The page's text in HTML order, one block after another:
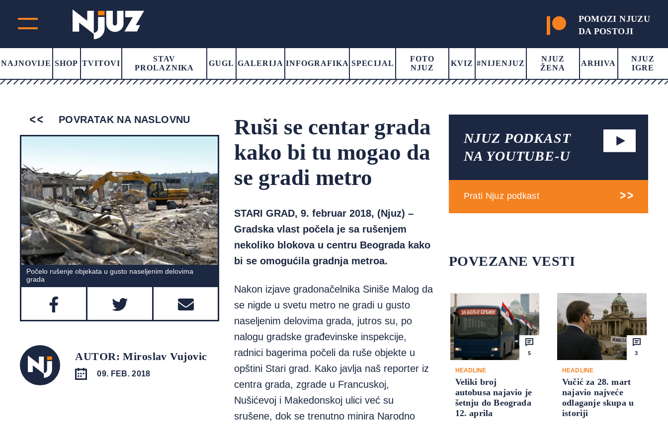
POMOZI NJUZU
DA POSTOJI
NAJNOVIJE SHOP TVITOVI
STAV
PROLAZNIKA
GUGL GALERIJA INFOGRAFIKA SPECIJAL
FOTO
NJUZ
KVIZ #NIJENJUZ
NJUZ
ŽENA
ARHIVA
NJUZ
IGRE
POVRATAK NA NASLOVNU
Počelo rušenje objekata u gusto naseljenim delovima
grada
AUTOR: Miroslav Vujovic
09. FEB. 2018
Ruši se centar grada
kako bi tu mogao da
se gradi metro
STARI GRAD, 9. februar 2018, (Njuz) –
Gradska vlast počela je sa rušenjem
nekoliko blokova u centru Beograda kako
bi se omogućila gradnja metroa.
Nakon izjave gradonačelnika Siniše Malog da
se nigde u svetu metro ne gradi u gusto
naseljenim delovima grada, jutros su, po
nalogu gradske građevinske inspekcije,
radnici bagerima počeli da ruše objekte u
opštini Stari grad. Kako javlja naš reporter iz
centra grada, zgrade u Francuskoj,
Nušićevoj i Makedonskoj ulici već su
srušene, dok se trenutno minira Narodno
NJUZ PODKAST
NA YOUTUBE-U
Prati Njuz podkast
POVEZANE VESTI
5
HEADLINE
Veliki broj
autobusa najavio je
šetnju do Beograda
12. aprila
3
HEADLINE
Vučić za 28. mart
najavio najveće
odlaganje skupa u
istoriji